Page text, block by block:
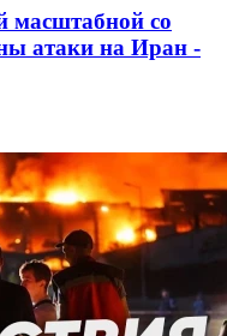
со
атаки на Иран -